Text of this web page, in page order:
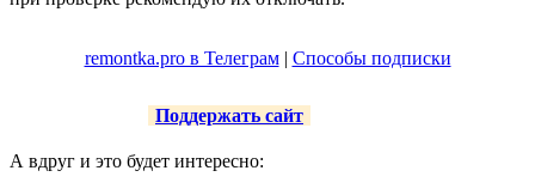
remontka.pro в Телеграм| Способы подписки
Поддержать сайт
А вдруг и это будет интересно: